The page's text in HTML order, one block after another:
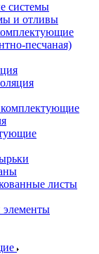
системы
и отливы
песчаная)
листы
элементы